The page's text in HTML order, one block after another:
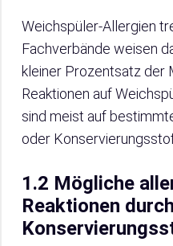
Weichspüler-Allergien
Fachverbände weisen
kleiner Prozentsatz der
Reaktionen auf
sind meist auf
oder
1.2 Mögliche
Reaktionen